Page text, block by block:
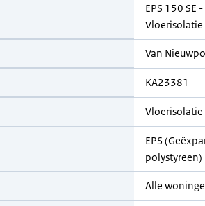
EPS 150 SE -
Vloerisolatie
Van
KA23381
Vloerisolatie
EPS
polystyreen)
Alle